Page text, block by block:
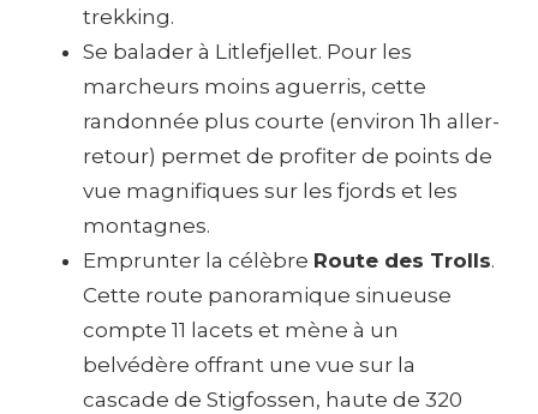
trekking.
Se balader à Litlefjellet. Pour les
marcheurs moins aguerris, cette
randonnée plus courte (environ 1h aller-
retour) permet de profiter de points de
vue magnifiques sur les fjords et les
montagnes.
Emprunter la célèbre Route des Trolls.
Cette route panoramique sinueuse
compte 11 lacets et mène à un
belvédère offrant une vue sur la
cascade de Stigfossen, haute de 320